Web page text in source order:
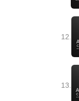
12.
13.